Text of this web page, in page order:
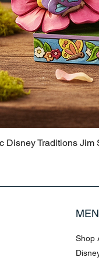
Disney Traditions Jim
Shop